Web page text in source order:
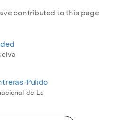
contributed to this page
Pulido
de La